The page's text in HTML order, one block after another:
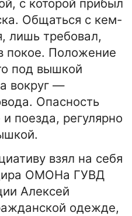
с которой прибыл
Общаться с кем-
лишь требовал,
покое. Положение
под вышкой
вокруг —
Опасность
поезда, регулярно
взял на себя
ОМОНа ГУВД
Алексей
одежде,